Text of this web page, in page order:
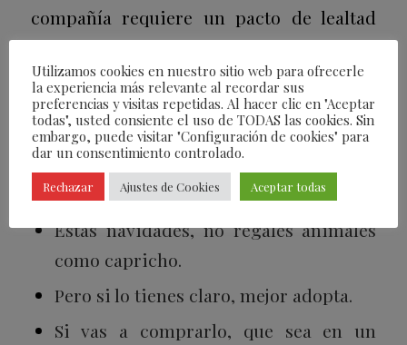
compañía requiere un pacto de lealtad
con el animal y el medioambiente.
Ellos son #LEALES contigo, y este es
nuestro deber con ellos. Porque la lealtad
es un intercambio de valores, de
compromisos, de entrega.
Estas navidades, no regales animales
como capricho.
Pero si lo tienes claro, mejor adopta.
Si vas a comprarlo, que sea en un
Utilizamos cookies en nuestro sitio web para ofrecerle
la experiencia más relevante al recordar sus
preferencias y visitas repetidas. Al hacer clic en "Aceptar
todas", usted consiente el uso de TODAS las cookies. Sin
embargo, puede visitar "Configuración de cookies" para
dar un consentimiento controlado.
Rechazar Ajustes de Cookies Aceptar todas